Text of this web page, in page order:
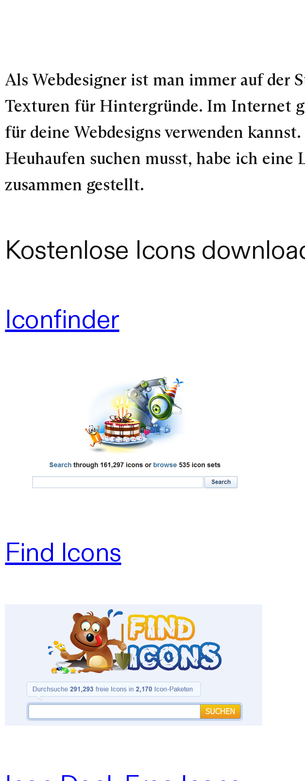
Als Webdesigner ist man immer auf der
Texturen für Hintergründe. Im Internet
für deine Webdesigns verwenden
Heuhaufen suchen musst, habe ich
zusammen gestellt.
Kostenlose Icons
Iconfinder
Find Icons